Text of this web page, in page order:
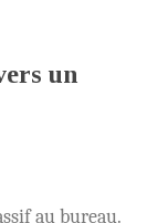
un
au bureau.